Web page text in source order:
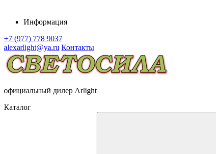
Информация
+7 (977) 778 9037
alexarlight@ya.ru Контакты
официальный дилер Arlight
Каталог